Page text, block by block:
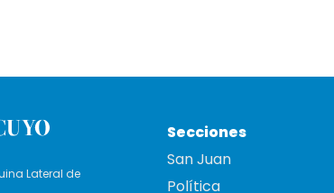
Lateral de
Secciones
San Juan
Política